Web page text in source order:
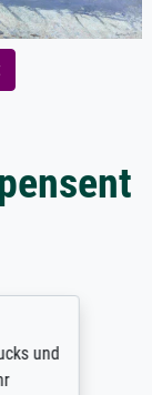
und